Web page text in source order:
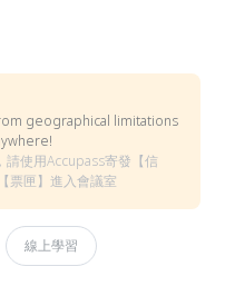
geographical limitations
使用Accupass寄發【信
票匣】進入會議室
線上學習